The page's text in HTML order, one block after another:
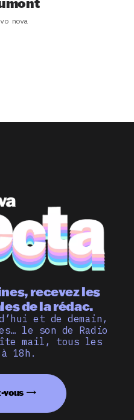
nova
recevez les
de la rédac.
et de demain,
le son de Radio
mail, tous les
18h.
vous